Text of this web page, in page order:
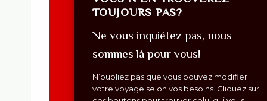
TOUJOURS PAS?
Ne vous inquiétez pas, nous
sommes là pour vous!
N’oubliez pas que vous pouvez modifier
votre voyage selon vos besoins. Cliquez sur